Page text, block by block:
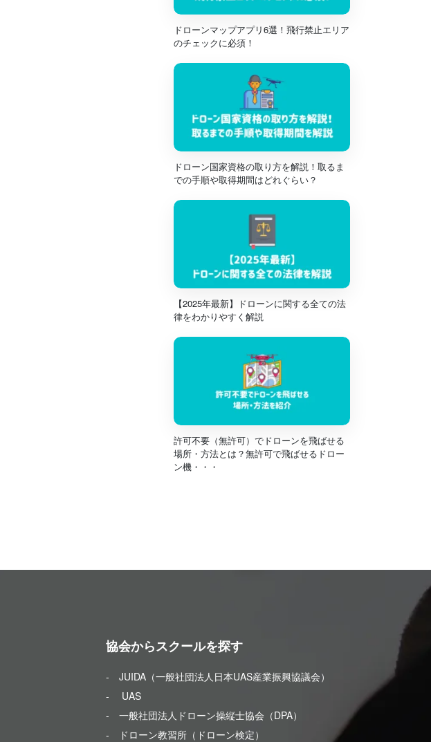
ドローンマップアプリ6選！飛行禁止エリア
のチェックに必須！
ドローン国家資格の取り方を解説！取るま
での手順や取得期間はどれぐらい？
【2025年最新】ドローンに関する全ての法
律をわかりやすく解説
許可不要（無許可）でドローンを飛ばせる
場所・方法とは？無許可で飛ばせるドロー
ン機・・・
協会からスクールを探す
- JUIDA（一般社団法人日本UAS産業振興協議会）
- UAS
- 一般社団法人ドローン操縦士協会（DPA）
- ドローン教習所（ドローン検定）